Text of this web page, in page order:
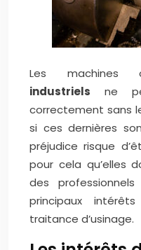
Les
industriels ne
correctement sans
si ces dernières
préjudice risque
pour cela qu’elles
des
principaux
traitance d’usinage.